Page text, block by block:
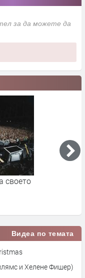
за да можете да
своето
Видеа по темата
и Хелене Фишер)